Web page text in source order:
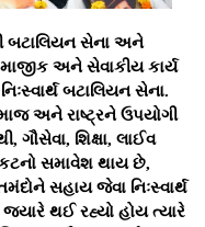
બટાલિયન સેના અને
અને સેવાકીય કાર્ય
બટાલિયન સેના.
અને રાષ્ટ્રને ઉપયોગી
ગૌસેવા, શિક્ષા, લાઈવ
સમાવેશ થાય છે,
સહાય જેવા નિઃસ્વાર્થ
થઈ રહ્યો હોય ત્યારે